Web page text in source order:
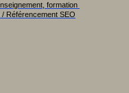
formation
Référencement SEO